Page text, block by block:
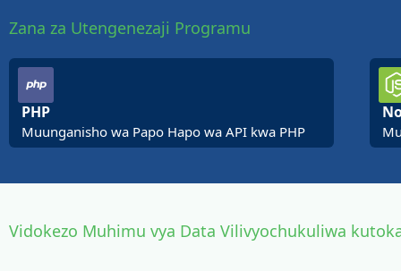
Zana za Utengenezaji Programu
PHP
Muunganisho wa Papo Hapo wa API kwa PHP
Vidokezo Muhimu vya Data Vilivyochukuliwa